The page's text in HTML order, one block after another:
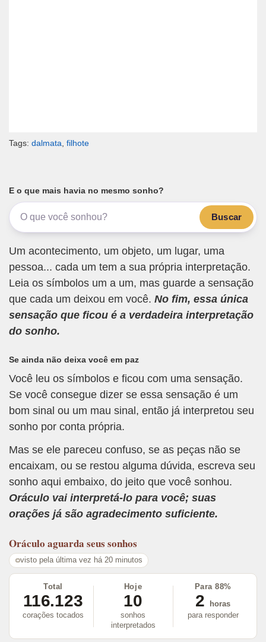
Tags: dalmata filhote
E o que mais havia no mesmo sonho?
Buscar
Um acontecimento, um objeto, um lugar, uma
pessoa... cada um tem a sua própria interpretação.
Leia os símbolos um a um, mas guarde a sensação
que cada um deixou em você. No fim, essa única
sensação que ficou é a verdadeira interpretação
do sonho.
Se ainda não deixa você em paz
Você leu os símbolos e ficou com uma sensação.
Se você consegue dizer se essa sensação é um
bom sinal ou um mau sinal, então já interpretou seu
sonho por conta própria.
Mas se ele pareceu confuso, se as peças não se
encaixam, ou se restou alguma dúvida, escreva seu
sonho aqui embaixo, do jeito que você sonhou.
Oráculo vai interpretá-lo para você; suas
orações já são agradecimento suficiente.
Oráculo aguarda seus sonhos
visto pela última vez há 20 minutos
Total
116.123
corações tocados
Hoje
10
sonhos
interpretados
Para 88%
2
horas
para responder